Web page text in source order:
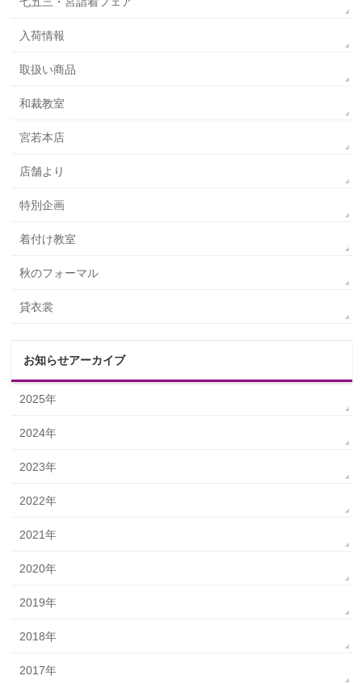
入荷情報
取扱い商品
和裁教室
宮若本店
店舗より
特別企画
着付け教室
秋のフォーマル
貸衣裳
お知らせアーカイブ
2025年
2024年
2023年
2022年
2021年
2020年
2019年
2018年
2017年